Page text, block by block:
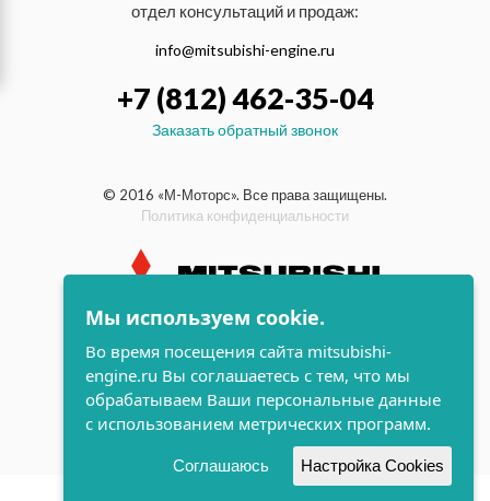
отдел консультаций и продаж:
info@mitsubishi-engine.ru
+7 (812) 462-35-04
Заказать обратный звонок
© 2016 «М-Моторс». Все права защищены.
Политика конфиденциальности
индустриальные и морские
дизельные двигатели Mitsubishi
разработка сайта
Мы используем cookie.
Во время посещения сайта mitsubishi-
engine.ru Вы соглашаетесь с тем, что мы
обрабатываем Ваши персональные данные
с использованием метрических программ.
Соглашаюсь Настройка Cookies